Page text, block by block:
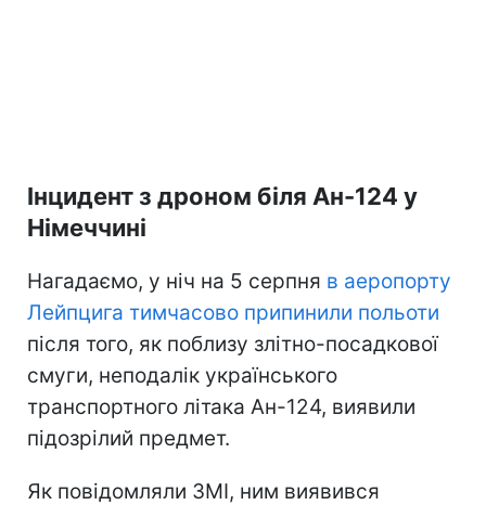
Інцидент з дроном біля Ан-124 у
Німеччині
Нагадаємо, у ніч на 5 серпня в аеропорту
Лейпцига тимчасово припинили польоти
після того, як поблизу злітно-посадкової
смуги, неподалік українського
транспортного літака Ан-124, виявили
підозрілий предмет.
Як повідомляли ЗМІ, ним виявився